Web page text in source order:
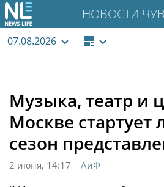
НОВОСТИ
07.08.2026
Музыка, театр и
Москве стартует
сезон
2 июня, 14:17
АиФ